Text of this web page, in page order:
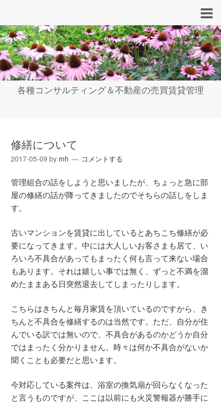
各種コンサルティング＆不動産の売買賃貸管理
修繕について
2017-05-09 by mh コメントする
管理組合の話をしようと思いましたが、ちょっと急に部
屋の修繕の話が降ってきましたのでそちらの話しをしま
す。
古いマンションを賃貸に出しているとあちこち修繕が必
要になってきます。中には大人しいお客さまも居て、い
ろいろ不具合があってもまったく何も言って来ない場合
もあります。それは嬉しい事では無く、ずっと不満を溜
めたままある日突然退去してしまったりします。
こちらはきちんと毎月家賃を頂いているのですから、き
ちんと不具合を修繕するのは当然です。ただ、自分が住
んでいる訳では無いので、不具合があるのかどうか自分
ではまったく分かりません。時々は何か不具合がないか
聞くことも必要だと思います。
今対応している案件は、浴室の換気扇が回らなくなった
と言うものですが、ここは以前にも火災警報器が勝手に